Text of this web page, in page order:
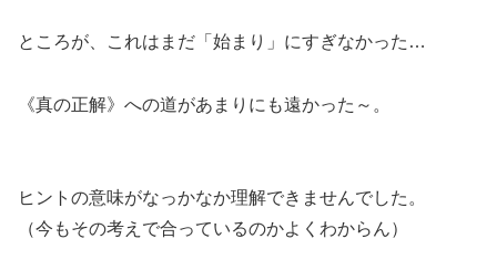
ところが、これはまだ「始まり」にすぎなかった…
《真の正解》への道があまりにも遠かった～。
ヒントの意味がなっかなか理解できませんでした。
（今もその考えで合っているのかよくわからん）